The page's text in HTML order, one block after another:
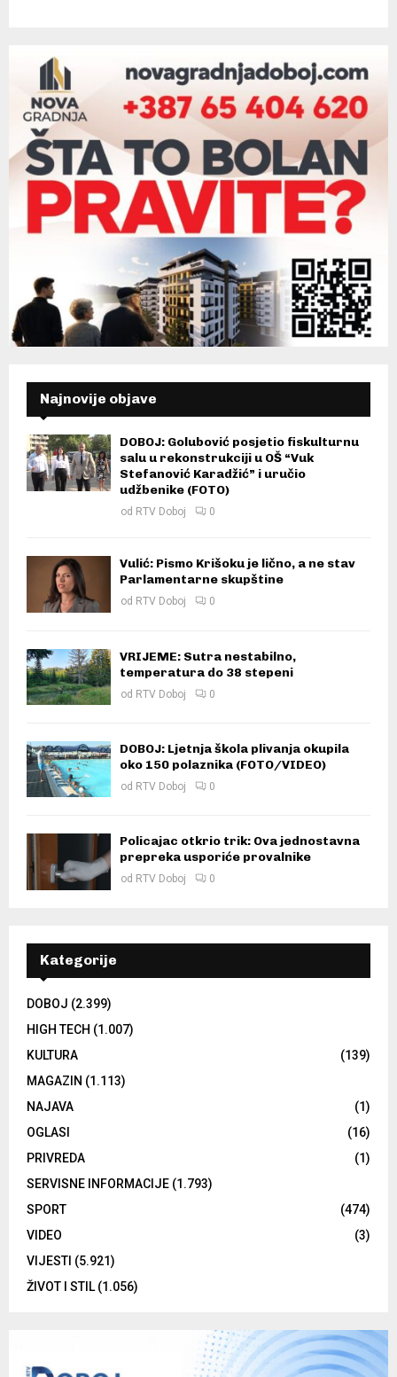
Najnovije objave
DOBOJ: Golubović posjetio fiskulturnu
salu u rekonstrukciji u OŠ “Vuk
Stefanović Karadžić” i uručio
udžbenike (FOTO)
od RTV Doboj 0
Vulić: Pismo Krišoku je lično, a ne stav
Parlamentarne skupštine
od RTV Doboj 0
VRIJEME: Sutra nestabilno,
temperatura do 38 stepeni
od RTV Doboj 0
DOBOJ: Ljetnja škola plivanja okupila
oko 150 polaznika (FOTO/VIDEO)
od RTV Doboj 0
Policajac otkrio trik: Ova jednostavna
prepreka usporiće provalnike
od RTV Doboj 0
Kategorije
DOBOJ (2.399)
HIGH TECH (1.007)
KULTURA
(139)
MAGAZIN (1.113)
NAJAVA
(1)
OGLASI
(16)
PRIVREDA
(1)
SERVISNE INFORMACIJE (1.793)
SPORT
(474)
VIDEO
(3)
VIJESTI (5.921)
ŽIVOT I STIL (1.056)